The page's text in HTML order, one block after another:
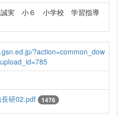
実 小６ 小学校 学習指導
?action=common_dow
研02.pdf 1476